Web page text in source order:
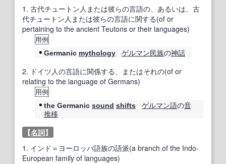
1. 古代チュートン人または彼らの言語の、あるいは、古
代チュートン人または彼らの言語に関する(of or
pertaining to the ancient Teutons or their languages)
用例
Germanic mythology ゲルマン民族の神話
2. ドイツ人の言語に関係する、またはそれの(of or
relating to the language of Germans)
用例
the Germanic sound shifts ゲルマン語の音
推移
【名詞】
1. インド＝ヨーロッパ語族の語派(a branch of the Indo-
European family of languages)